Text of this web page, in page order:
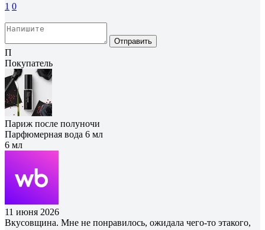
1 0
Отправить
П
Покупатель
Париж после полуночи
Парфюмерная вода 6 мл
6 мл
11 июня 2026
Вкусовщина. Мне не понравилось, ожидала чего-то этакого,